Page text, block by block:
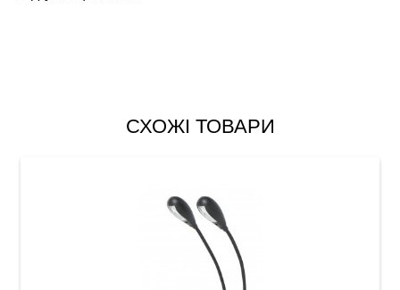
СХОЖІ ТОВАРИ